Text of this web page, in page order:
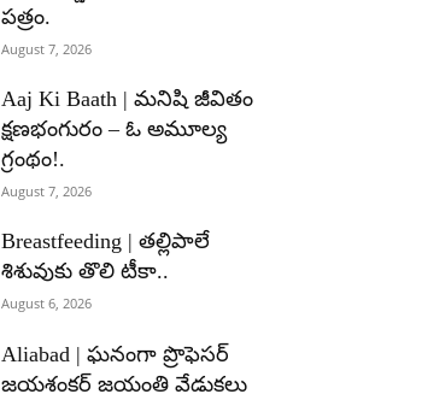
పత్రం.
August 7, 2026
Aaj Ki Baath | మనిషి జీవితం
క్షణభంగురం – ఓ అమూల్య
గ్రంథం!.
August 7, 2026
Breastfeeding | తల్లిపాలే
శిశువుకు తొలి టీకా..
August 6, 2026
Aliabad | ఘనంగా ప్రొఫెసర్
జయశంకర్ జయంతి వేడుకలు